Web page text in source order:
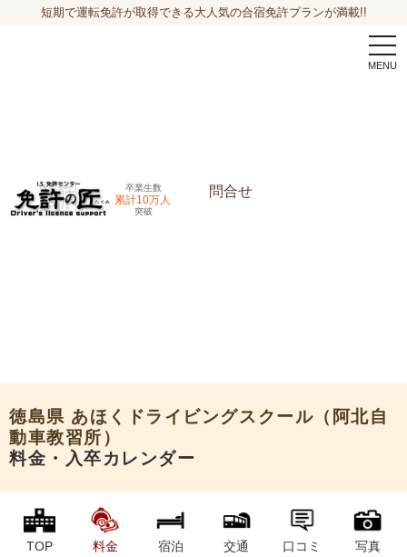
短期で運転免許が取得できる大人気の合宿免許プランが満載!!
卒業生数
累計10万人
突破
問合せ
徳島県 あほくドライビングスクール（阿北自
動車教習所）
料金・入卒カレンダー
TOP 料金 宿泊 交通 口コミ 写真